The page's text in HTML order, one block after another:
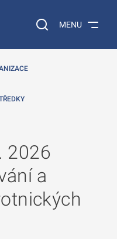
Vyhledávání na
MENU
2026
a